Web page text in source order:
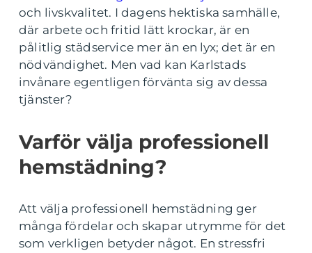
och livskvalitet. I dagens hektiska samhälle,
där arbete och fritid lätt krockar, är en
pålitlig städservice mer än en lyx; det är en
nödvändighet. Men vad kan Karlstads
invånare egentligen förvänta sig av dessa
tjänster?
Varför välja professionell
hemstädning?
Att välja professionell hemstädning ger
många fördelar och skapar utrymme för det
som verkligen betyder något. En stressfri